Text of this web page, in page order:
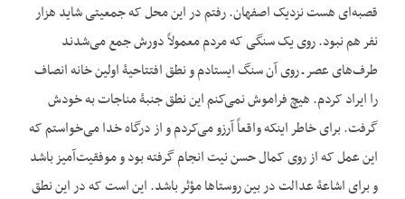
قصبه‌ای هست نزدیک اصفهان. رفتم در این محل که جمعیتی شاید هزار
نفر هم نبود. روی یک سنگی که مردم معمولاً دورش جمع می‌شدند
طرف‌های عصر ـ روی آن سنگ ایستادم و نطق افتتاحیۀ اولین خانه انصاف
را ایراد کردم. هیچ فراموش نمی‌کنم این نطق جنبۀ مناجات به خودش
گرفت. برای خاطر این‏که واقعاً آرزو می‌کردم و از درگاه خدا می‌خواستم که
این عمل که از روی کمال حسن نیت انجام گرفته بود و موفقیت‌آمیز باشد
و برای اشاعۀ عدالت در بین روستاها مؤثر باشد. این است که در این نطق